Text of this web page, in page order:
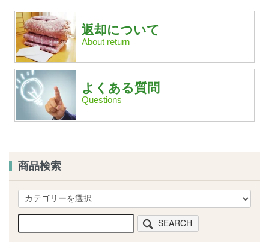
返却について
About return
よくある質問
Questions
商品検索
SEARCH